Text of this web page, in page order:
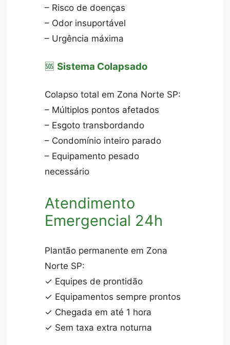
– Risco de doenças
– Odor insuportável
– Urgência máxima
🆘 Sistema Colapsado
Colapso total em Zona Norte SP:
– Múltiplos pontos afetados
– Esgoto transbordando
– Condomínio inteiro parado
– Equipamento pesado
necessário
Atendimento
Emergencial 24h
Plantão permanente em Zona
Norte SP:
✓ Equipes de prontidão
✓ Equipamentos sempre prontos
✓ Chegada em até 1 hora
✓ Sem taxa extra noturna